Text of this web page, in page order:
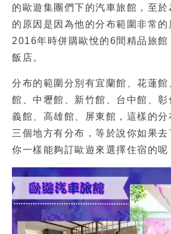
的歐遊集團們下的汽車旅館，至於
的原因是因為他的分布範圍非常的
2016年時併購歐悅的6間精品旅館
飯店。
分布的範圍分別有宜蘭館、花蓮
館、中壢館、新竹館、台中館、
義館、高雄館、屏東館，這樣的
三個地方有分布，等於說你如果去
你一樣能夠訂歐遊來選擇住宿的呢